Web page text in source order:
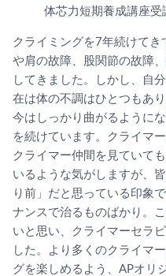
体芯力短期養成講座受
クライミングを7年続けて
や肩の故障、股関節の故障
してきました。しかし、自
在は体の不調はひとつもあ
今はしっかり曲がるように
を続けています。クライマ
クライマー仲間を見ていて
いるような気がしますが、
り前」だと思っている印象
ナンスで治るものばかり。
いと思い、クライマーセラ
した。より多くのクライマ
グを楽しめるよう、APオリ